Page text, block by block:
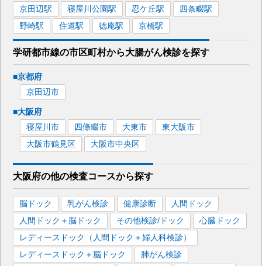
京田辺駅 寝屋川公園駅 忍ケ丘駅 四条畷駅
野崎駅 住道駅 徳庵駅 京橋駅
学研都市線の市区町村から大腸がん検診を探す
■京都府
京田辺市
■大阪府
寝屋川市
四條畷市 大東市
東大阪市
大阪市鶴見区
大阪市中央区
大阪府の他の検査コースから探す
脳ドック 乳がん検診 健康診断
人間ドック
人間ドック＋脳ドック
その他検診/ドック
心臓ドック
レディースドック（人間ドック＋婦人科検診）
レディースドック＋脳ドック
肺がん検診